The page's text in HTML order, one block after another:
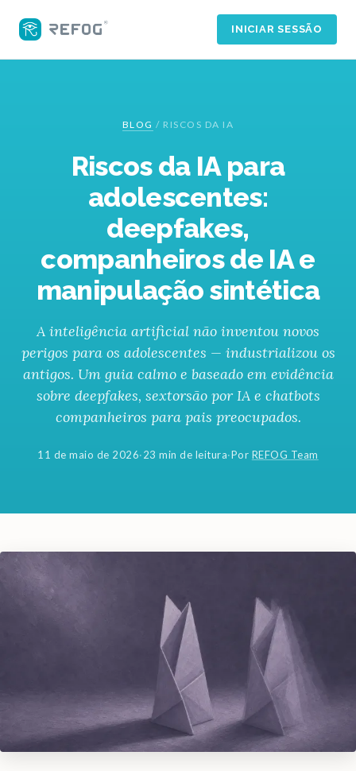
INICIAR SESSÃO
BLOG / RISCOS DA IA
Riscos da IA para
adolescentes:
deepfakes,
companheiros de IA e
manipulação sintética
A inteligência artificial não inventou novos
perigos para os adolescentes — industrializou os
antigos. Um guia calmo e baseado em evidência
sobre deepfakes, sextorsão por IA e chatbots
companheiros para pais preocupados.
11 de maio de 2026·23 min de leitura·Por REFOG Team